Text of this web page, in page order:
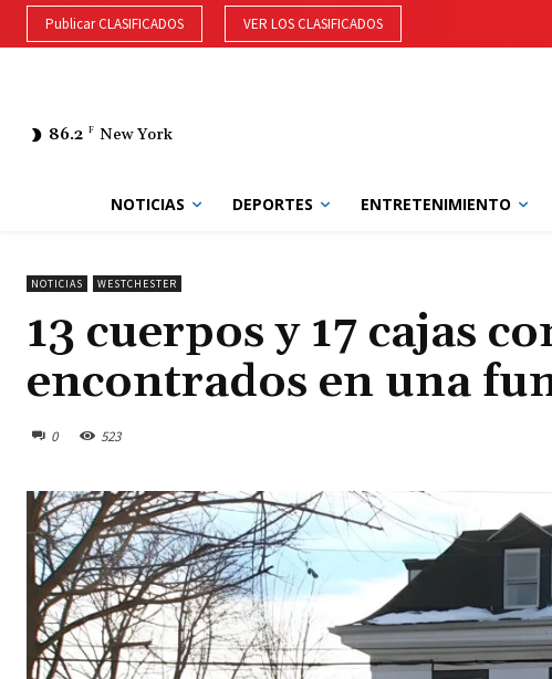
Publicar CLASIFICADOS VER LOS CLASIFICADOS
86.2 F New York
NOTICIAS DEPORTES ENTRETENIMIENTO
NOTICIAS WESTCHESTER
13 cuerpos y 17 cajas
encontrados en una
0 523